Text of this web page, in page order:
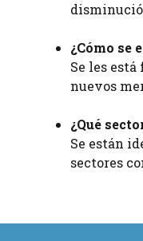
¿Cómo se
Se les
nuevos
¿Qué
Se están
sectores